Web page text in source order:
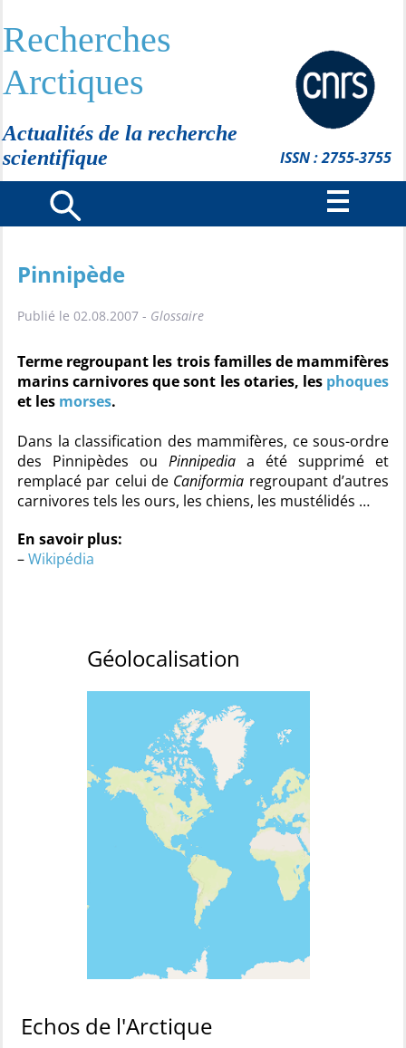
Recherches
Arctiques
Actualités de la recherche
scientifique
ISSN : 2755-3755
Pinnipède
Publié le 02.08.2007 - Glossaire
Terme regroupant les trois familles de mammifères
marins carnivores que sont les otaries, les phoques
et les morses.
Dans la classification des mammifères, ce sous-ordre
des Pinnipèdes ou Pinnipedia a été supprimé et
remplacé par celui de Caniformia regroupant d’autres
carnivores tels les ours, les chiens, les mustélidés …
En savoir plus:
–Wikipédia
Géolocalisation
Echos de l'Arctique